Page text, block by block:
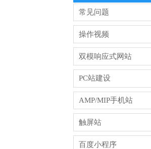
常见问题
操作视频
双模响应式网站
PC站建设
AMP/MIP手机站
触屏站
百度小程序